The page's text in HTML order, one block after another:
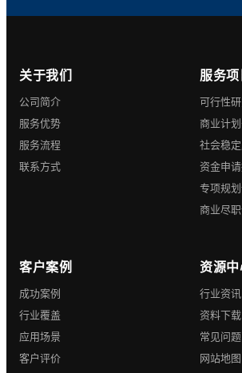
关于我们
公司简介
服务优势
服务流程
联系方式
服务项
可行性
商业计
社会稳
资金申
专项规
商业尽
客户案例
成功案例
行业覆盖
应用场景
客户评价
资源中
行业资讯
资料下载
常见问题
网站地图